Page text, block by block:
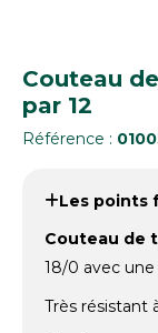
Couteau
par 12
Référence :
Les points
Couteau de
18/0 avec
Très résistant